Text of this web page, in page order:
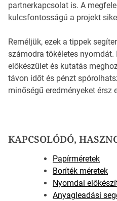
partnerkapcsolat is. A
kulcsfontosságú a projekt
Reméljük, ezek a tippek
számodra tökéletes nyomdát.
előkészület és kutatás
távon időt és pénzt
minőségű eredményeket érsz
KAPCSOLÓDÓ,
Papírméretek
Boríték méretek
Nyomdai
Anyagleadási